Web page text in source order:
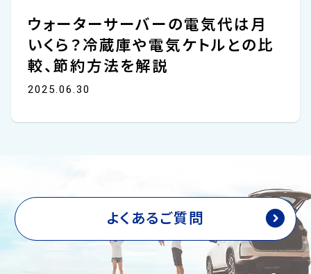
ウォーターサーバーの電気代は月
いくら？冷蔵庫や電気ケトルとの比
較、節約方法を解説
2025.06.30
よくあるご質問